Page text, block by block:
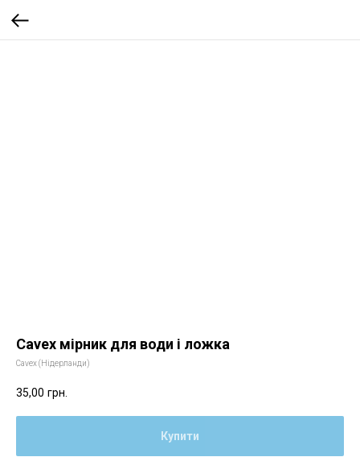
Cavex мірник для води і ложка
Cavex (Нідерланди)
35,00 грн.
Купити